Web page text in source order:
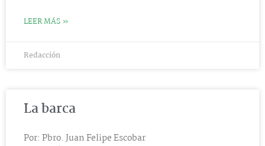
LEER MÁS »
Redacción
La barca
Por: Pbro. Juan Felipe Escobar